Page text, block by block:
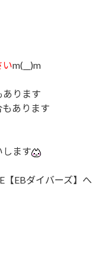
いm(__)m
ります
あります
します
EBダイバーズ】へ